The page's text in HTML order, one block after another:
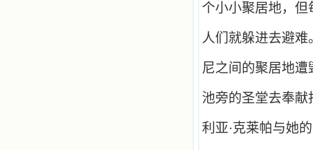
个小小聚居地，
人们就躲进去避
尼之间的聚居地
池旁的圣堂去奉献
利亚·克莱帕与她